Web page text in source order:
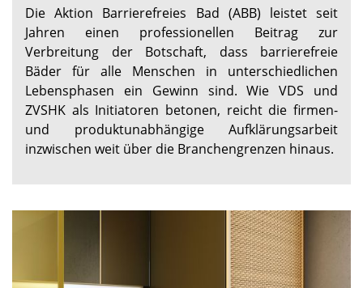
Die Aktion Barrierefreies Bad (ABB) leistet seit
Jahren einen professionellen Beitrag zur
Verbreitung der Botschaft, dass barrierefreie
Bäder für alle Menschen in unterschiedlichen
Lebensphasen ein Gewinn sind. Wie VDS und
ZVSHK als Initiatoren betonen, reicht die firmen-
und produktunabhängige Aufklärungsarbeit
inzwischen weit über die Branchengrenzen hinaus.